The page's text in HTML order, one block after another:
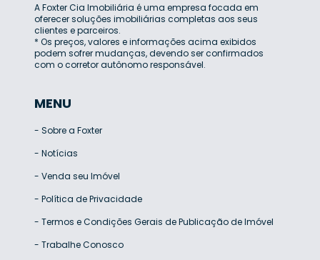
A Foxter Cia Imobiliária é uma empresa focada em
oferecer soluções imobiliárias completas aos seus
clientes e parceiros.
* Os preços, valores e informações acima exibidos
podem sofrer mudanças, devendo ser confirmados
com o corretor autônomo responsável.
MENU
- Sobre a Foxter
- Notícias
- Venda seu Imóvel
- Política de Privacidade
- Termos e Condições Gerais de Publicação de Imóvel
- Trabalhe Conosco